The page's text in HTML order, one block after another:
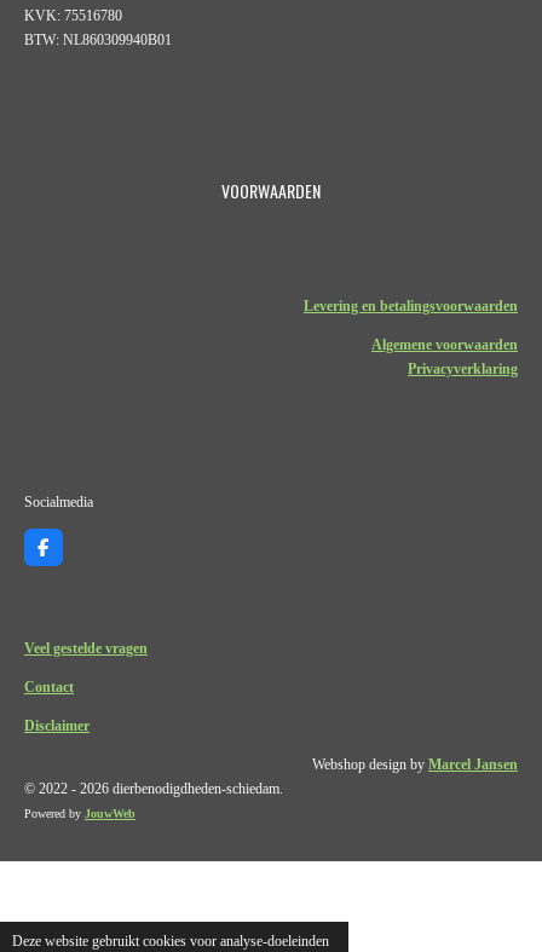
Deze website gebruikt cookies voor analyse-doeleinden
KVK: 75516780
BTW: NL860309940B01
VOORWAARDEN
Levering en betalingsvoorwaarden
Algemene voorwaarden
Privacyverklaring
Socialmedia
F
a
o
Veel gestelde vragen
Contact
Disclaimer
Webshop design by Marcel Jansen
© 2022 - 2026 dierbenodigdheden-schiedam.
Powered by JouwWeb